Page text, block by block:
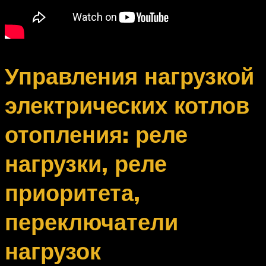
Управления нагрузкой
электрических котлов
отопления: реле
нагрузки, реле
приоритета,
переключатели
нагрузок